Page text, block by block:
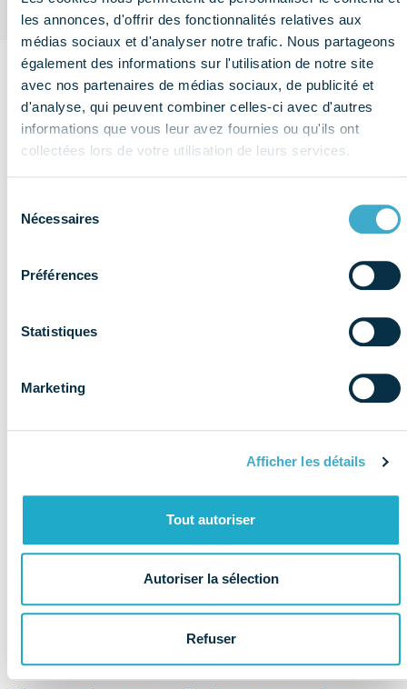
les annonces, d'offrir des fonctionnalités relatives aux
médias sociaux et d'analyser notre trafic. Nous partageons
également des informations sur l'utilisation de notre site
avec nos partenaires de médias sociaux, de publicité et
d'analyse, qui peuvent combiner celles-ci avec d'autres
informations que vous leur avez fournies ou qu'ils ont
collectées lors de votre utilisation de leurs services.
Nécessaires
Préférences
Statistiques
Marketing
Afficher les détails
Tout autoriser
Autoriser la sélection
Refuser
Sur le
même
thème
publiques
Voir plus de